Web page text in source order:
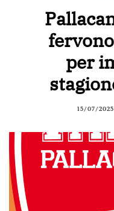
per
15/07/2025